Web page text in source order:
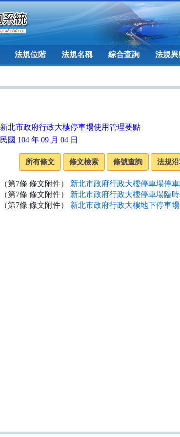
法規位階 法規名稱 綜合查詢 法規異
新北市政府行政大樓停車場使用管理要點
民國 104 年 09 月 04 日
（第7條 條文附件） 新北市政府行政大樓停車場停
（第7條 條文附件） 新北市政府行政大樓停車場臨
（第7條 條文附件） 新北市政府行政大樓地下停車